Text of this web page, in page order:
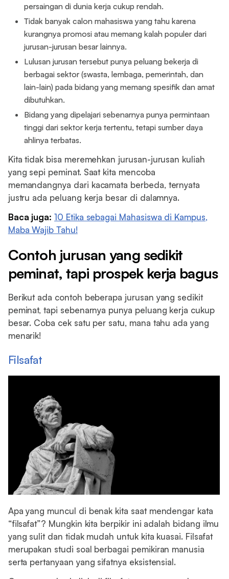
persaingan di dunia kerja cukup rendah.
Tidak banyak calon mahasiswa yang tahu karena
kurangnya promosi atau memang kalah populer dari
jurusan-jurusan besar lainnya.
Lulusan jurusan tersebut punya peluang bekerja di
berbagai sektor (swasta, lembaga, pemerintah, dan
lain-lain) pada bidang yang memang spesifik dan amat
dibutuhkan.
Bidang yang dipelajari sebenarnya punya permintaan
tinggi dari sektor kerja tertentu, tetapi sumber daya
ahlinya terbatas.
Kita tidak bisa meremehkan jurusan-jurusan kuliah
yang sepi peminat. Saat kita mencoba
memandangnya dari kacamata berbeda, ternyata
justru ada peluang kerja besar di dalamnya.
Baca juga:10 Etika sebagai Mahasiswa di Kampus,
Maba Wajib Tahu!
Contoh jurusan yang sedikit
peminat, tapi prospek kerja bagus
Berikut ada contoh beberapa jurusan yang sedikit
peminat, tapi sebenarnya punya peluang kerja cukup
besar. Coba cek satu per satu, mana tahu ada yang
menarik!
Filsafat
Apa yang muncul di benak kita saat mendengar kata
“filsafat”? Mungkin kita berpikir ini adalah bidang ilmu
yang sulit dan tidak mudah untuk kita kuasai. Filsafat
merupakan studi soal berbagai pemikiran manusia
serta pertanyaan yang sifatnya eksistensial.